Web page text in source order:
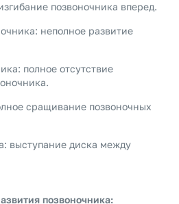
позвоночника вперед.
неполное развитие
полное отсутствие
сращивание позвоночных
выступание диска между
позвоночника: